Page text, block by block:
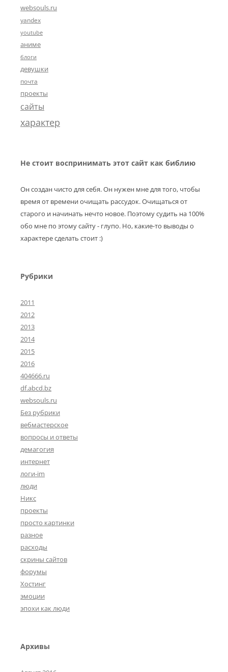
websouls.ru
yandex
youtube
аниме
блоги
девушки
почта
проекты
сайты
характер
Не стоит воспринимать этот сайт как библию
Он создан чисто для себя. Он нужен мне для того, чтобы
время от времени очищать рассудок. Очищаться от
старого и начинать нечто новое. Поэтому судить на 100%
обо мне по этому сайту - глупо. Но, какие-то выводы о
характере сделать стоит :)
Рубрики
2011
2012
2013
2014
2015
2016
404666.ru
df.abcd.bz
websouls.ru
Без рубрики
вебмастерское
вопросы и ответы
демагогия
интернет
логи-im
люди
Никс
проекты
просто картинки
разное
расходы
скрины сайтов
форумы
Хостинг
эмоции
эпохи как люди
Архивы